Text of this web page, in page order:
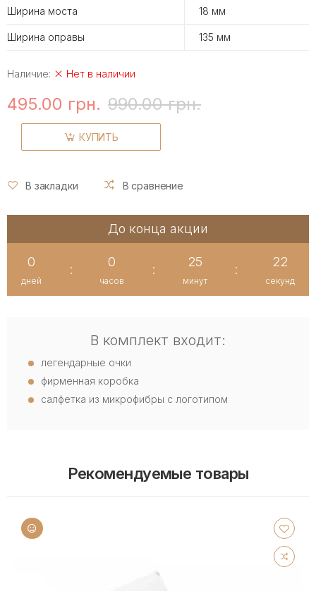
Ширина моста 18 мм
Ширина оправы 135 мм
Наличие: Нет в наличии
495.00 грн. 990.00 грн.
КУПИТЬ
В закладки В сравнение
До конца акции
0
дней
:
0
часов
:
25
минут
:
22
секунд
В комплект входит:
легендарные очки
фирменная коробка
салфетка из микрофибры с логотипом
Рекомендуемые товары